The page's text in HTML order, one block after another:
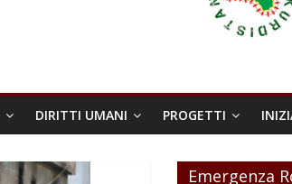
DIRITTI UMANI PROGETTI
Emergenza